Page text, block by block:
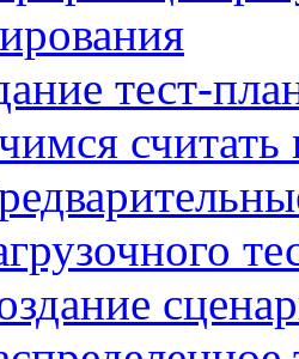
тест-
считать